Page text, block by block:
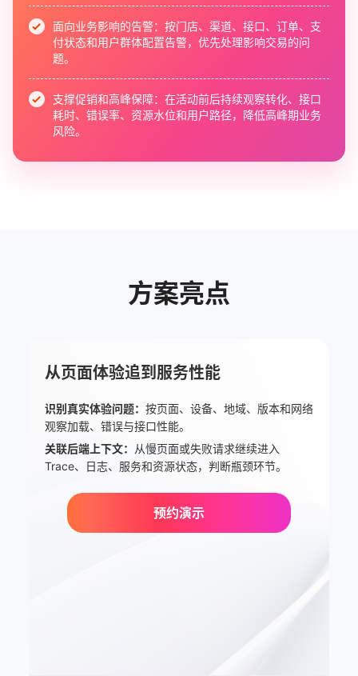
面向业务影响的告警： 按门店、渠道、接口、订单、支
付状态和用户群体配置告警，优先处理影响交易的问
题。
支撑促销和高峰保障： 在活动前后持续观察转化、接口
耗时、错误率、资源水位和用户路径，降低高峰期业务
风险。
方案亮点
从页面体验追到服务性能
识别真实体验问题： 按页面、设备、地域、版本和网络
观察加载、错误与接口性能。
关联后端上下文：
从慢页面或失败请求继续进入
Trace、日志、服务和资源状态，判断瓶颈环节。
预约演示